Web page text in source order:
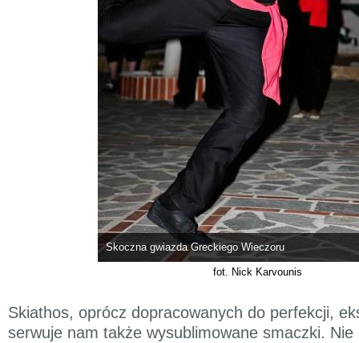
Skoczna gwiazda Greckiego Wieczoru
fot. Nick Karvounis
Skiathos, oprócz dopracowanych do perfekcji,
serwuje nam także wysublimowane smaczki.